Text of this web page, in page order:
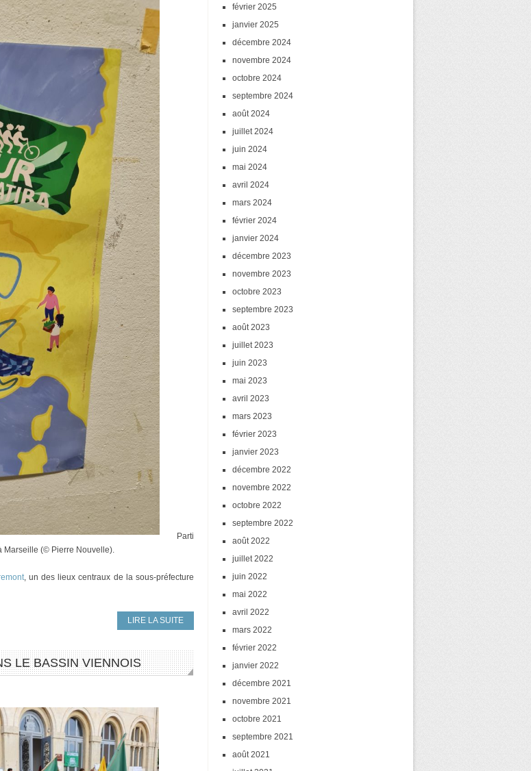
Parti
Marseille (© Pierre Nouvelle).
, un des lieux centraux de la sous-préfecture
LIRE LA SUITE
LE BASSIN VIENNOIS
février 2025
janvier 2025
décembre 2024
novembre 2024
octobre 2024
septembre 2024
août 2024
juillet 2024
juin 2024
mai 2024
avril 2024
mars 2024
février 2024
janvier 2024
décembre 2023
novembre 2023
octobre 2023
septembre 2023
août 2023
juillet 2023
juin 2023
mai 2023
avril 2023
mars 2023
février 2023
janvier 2023
décembre 2022
novembre 2022
octobre 2022
septembre 2022
août 2022
juillet 2022
juin 2022
mai 2022
avril 2022
mars 2022
février 2022
janvier 2022
décembre 2021
novembre 2021
octobre 2021
septembre 2021
août 2021